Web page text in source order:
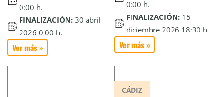
0:00 h.
FINALIZACIÓN: 30 abril
2026 0:00 h.
Ver más »
0:00 h.
FINALIZACIÓN: 15
diciembre 2026 18:30 h.
Ver más »
CÁDIZ